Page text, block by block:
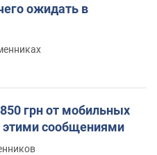
ожидать в
грн от мобильных
этими сообщениями